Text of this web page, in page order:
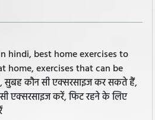
hindi, best home exercises to
home, exercises that can be
कौन सी एक्सरसाइज कर सकते हैं,
एक्सरसाइज करें, फिट रहने के लिए